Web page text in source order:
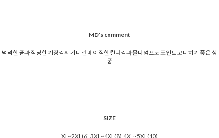
MD's comment
넉넉한 품과 적당한 기장감의 가디건 베이직한 컬러감과 물나염으로 포인트 코디하기 좋은 상
품
SIZE
XL~2XL(6),3XL~4XL(8),4XL~5XL(10)